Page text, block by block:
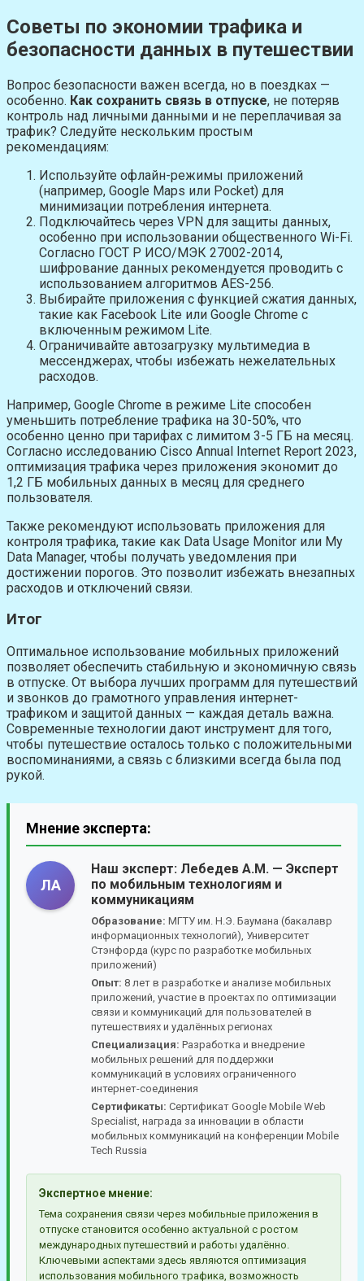
Советы по экономии трафика и
безопасности данных в путешествии
Вопрос безопасности важен всегда, но в поездках —
особенно. Как сохранить связь в отпуске, не потеряв
контроль над личными данными и не переплачивая за
трафик? Следуйте нескольким простым
рекомендациям:
Используйте офлайн-режимы приложений
(например, Google Maps или Pocket) для
минимизации потребления интернета.
Подключайтесь через VPN для защиты данных,
особенно при использовании общественного Wi-Fi.
Согласно ГОСТ Р ИСО/МЭК 27002-2014,
шифрование данных рекомендуется проводить с
использованием алгоритмов AES-256.
Выбирайте приложения с функцией сжатия данных,
такие как Facebook Lite или Google Chrome с
включенным режимом Lite.
Ограничивайте автозагрузку мультимедиа в
мессенджерах, чтобы избежать нежелательных
расходов.
Например, Google Chrome в режиме Lite способен
уменьшить потребление трафика на 30-50%, что
особенно ценно при тарифах с лимитом 3-5 ГБ на месяц.
Согласно исследованию Cisco Annual Internet Report 2023,
оптимизация трафика через приложения экономит до
1,2 ГБ мобильных данных в месяц для среднего
пользователя.
Также рекомендуют использовать приложения для
контроля трафика, такие как Data Usage Monitor или My
Data Manager, чтобы получать уведомления при
достижении порогов. Это позволит избежать внезапных
расходов и отключений связи.
Итог
Оптимальное использование мобильных приложений
позволяет обеспечить стабильную и экономичную связь
в отпуске. От выбора лучших программ для путешествий
и звонков до грамотного управления интернет-
трафиком и защитой данных — каждая деталь важна.
Современные технологии дают инструмент для того,
чтобы путешествие осталось только с положительными
воспоминаниями, а связь с близкими всегда была под
рукой.
Мнение эксперта:
ЛА
Наш эксперт: Лебедев А.М. — Эксперт
по мобильным технологиям и
коммуникациям
Образование: МГТУ им. Н.Э. Баумана (бакалавр
информационных технологий), Университет
Стэнфорда (курс по разработке мобильных
приложений)
Опыт: 8 лет в разработке и анализе мобильных
приложений, участие в проектах по оптимизации
связи и коммуникаций для пользователей в
путешествиях и удалённых регионах
Специализация: Разработка и внедрение
мобильных решений для поддержки
коммуникаций в условиях ограниченного
интернет-соединения
Сертификаты: Сертификат Google Mobile Web
Specialist, награда за инновации в области
мобильных коммуникаций на конференции Mobile
Tech Russia
Экспертное мнение:
Тема сохранения связи через мобильные приложения в
отпуске становится особенно актуальной с ростом
международных путешествий и работы удалённо.
Ключевыми аспектами здесь являются оптимизация
использования мобильного трафика, возможность